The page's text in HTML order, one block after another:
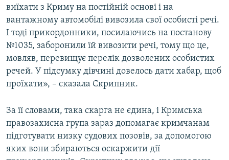
виїхати з Криму на постійній основі і на
вантажному автомобілі вивозила свої особисті речі.
І тоді прикордонники, посилаючись на постанову
№1035, заборонили їй вивозити речі, тому що це,
мовляв, перевищує перелік дозволених особистих
речей. У підсумку дівчині довелось дати хабар, щоб
проїхати», – сказала Скрипник.
За її словами, така скарга не єдина, і Кримська
правозахисна група зараз допомагає кримчанам
підготувати низку судових позовів, за допомогою
яких вони збираються оскаржити дії